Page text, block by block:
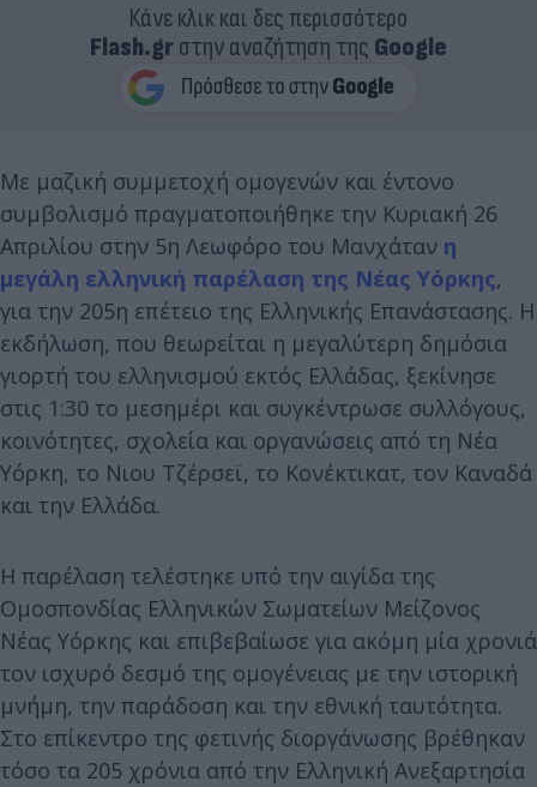
Κάνε κλικ και δες περισσότερο
Flash.grστην αναζήτηση της Google
Με μαζική συμμετοχή ομογενών και έντονο
συμβολισμό πραγματοποιήθηκε την Κυριακή 26
Απριλίου στην 5η Λεωφόρο του Μανχάταν η
μεγάλη ελληνική παρέλαση της Νέας Υόρκης,
για την 205η επέτειο της Ελληνικής Επανάστασης. Η
εκδήλωση, που θεωρείται η μεγαλύτερη δημόσια
γιορτή του ελληνισμού εκτός Ελλάδας, ξεκίνησε
στις 1:30 το μεσημέρι και συγκέντρωσε συλλόγους,
κοινότητες, σχολεία και οργανώσεις από τη Νέα
Υόρκη, το Νιου Τζέρσεϊ, το Κονέκτικατ, τον Καναδά
και την Ελλάδα.
Η παρέλαση τελέστηκε υπό την αιγίδα της
Ομοσπονδίας Ελληνικών Σωματείων Μείζονος
Νέας Υόρκης και επιβεβαίωσε για ακόμη μία χρονιά
τον ισχυρό δεσμό της ομογένειας με την ιστορική
μνήμη, την παράδοση και την εθνική ταυτότητα.
Στο επίκεντρο της φετινής διοργάνωσης βρέθηκαν
τόσο τα 205 χρόνια από την Ελληνική Ανεξαρτησία